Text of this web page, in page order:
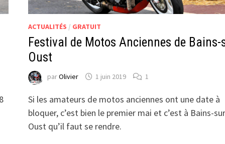
ACTUALITÉS / GRATUIT
Festival de Motos Anciennes de Bains-
Oust
parOlivier 1 juin 2019 1
Si les amateurs de motos anciennes ont une date à
bloquer, c’est bien le premier mai et c’est à Bains-
Oust qu’il faut se rendre.